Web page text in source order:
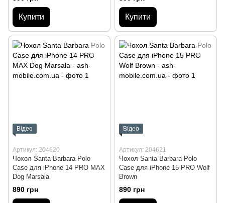
Купити Купити
Відео
Артикул: 204620
Чохол Santa Barbara Polo
Case для iPhone 14 PRO MAX
Dog Marsala
890 грн
Відео
Артикул: 204621
Чохол Santa Barbara Polo
Case для iPhone 15 PRO Wolf
Brown
890 грн